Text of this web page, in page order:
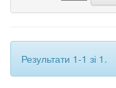
Результати 1-1 зі 1.